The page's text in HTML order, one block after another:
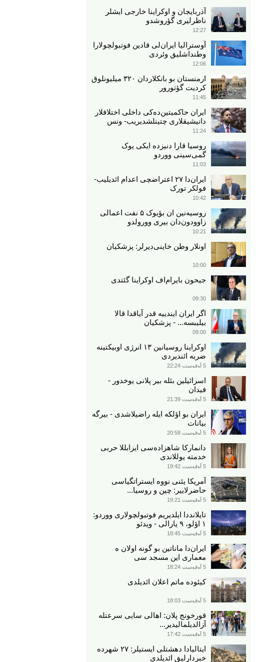
آذربایجان و اوکراینا خارجی ایشلر
ناظرلیری گؤروشدو
12:27
آوسترالیا ایران‌لی قادین فوتبولچولارا
وطنداشلیق وئردی
12:06
ارمنستان بو بانکلاردان ۳۲۰ میلیونلوق
کردیت گؤتورور
11:45
ایران حاکمیتین‌ده‌کی داخلی اختلافلار
دانیشیقلاری چتینلشدیریب- ونس
11:24
روسیا قارا دنیزده ایکی یوک
گمی‌سینی ووردو
11:03
ایران‌دا ۲۷ اعتراضچی اعدام ائدیلیب-
فولکر تورک
10:42
روسیه‌نین ان بؤیوک ۵ نفت اعمالی
زاوودون‌دان بیری وورولدو
10:21
اونلار وطن خاینی‌دیرلر: پزشکیان
10:00
جیحون بایرام‌اف اوکراینا گئتدی
09:30
اگر ایران ایندییه قدر آیاقدا قالا
بیلیبسه... - پزشکیان
09:00
اوکراینا روسیانین ۱۳ انرژی اوبیکتینه
ضربه ائندیردی
5 آوقوست 22:24
اسرائیلین بئله بیر پلانی یوخدور -
فیدان
5 آوقوست 21:39
ایران بو اؤلکه ایله راضیلاشدی - بیرگه
بیانات
5 آوقوست 20:58
دانمارکا شاهزاده‌سی ایزابللا حربی
خدمته یوللاندی
5 آوقوست 19:42
آمریکا یئنی نووه ایستراتگیاسی
حاضرلاییر: چین و روسیا...
5 آوقوست 19:21
تایلانددا ایلدیریم فوتبولچولاری ووردو:
۱ اؤلو، ۹ یارالی - ویدئو
5 آوقوست 18:45
ایران‌دا ماناتین بو گونه اولان ه
معماری این مسجد سی
5 آوقوست 18:24
کیئوده ماتم اعلان ائدیلدی
5 آوقوست 18:03
قورخونج پلان: اهالی سایی سرعتله
آزالدیلمالیدیر...
5 آوقوست 17:42
ایتالیادا دهشتلی ایستیلر: ۲۷ شهرده
خبردارلیق ائدیلدی